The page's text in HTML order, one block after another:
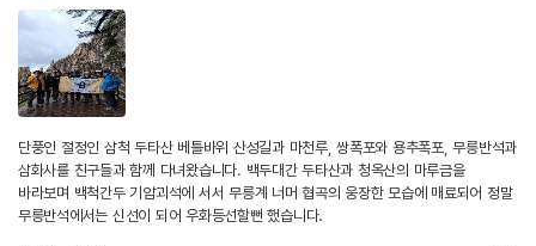
단풍인 절정인 삼척 두타산 베틀바위 산성길과 마천루, 쌍폭포와 용추폭포, 무릉반석과
삼화사를 친구들과 함께 다녀왔습니다. 백두대간 두타산과 청옥산의 마루금을
바라보며 백척간두 기암괴석에 서서 무릉계 너머 협곡의 웅장한 모습에 매료되어 정말
무릉반석에서는 신선이 되어 우화등선할뻔 했습니다.